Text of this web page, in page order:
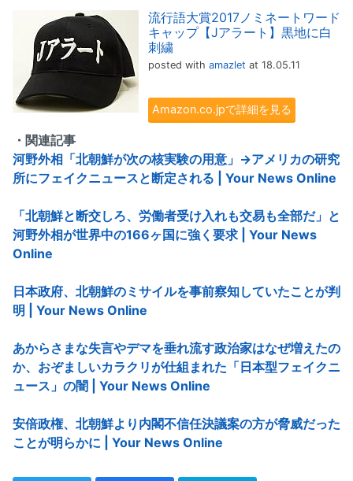
流行語大賞2017ノミネートワード
キャップ【Jアラート】黒地に白
刺繍
posted with amazlet at 18.05.11
Amazon.co.jpで詳細を見る
・関連記事
河野外相「北朝鮮が次の核実験の用意」→アメリカの研究
所にフェイクニュースと断定される | Your News Online
「北朝鮮と断交しろ、労働者受け入れも交易も全部だ」と
河野外相が世界中の166ヶ国に強く要求 | Your News
Online
日本政府、北朝鮮のミサイルを事前察知していたことが判
明 | Your News Online
あからさまな失言やデマを垂れ流す政治家はなぜ増えたの
か、おぞましいカラクリが仕組まれた「日本型フェイクニ
ュース」の闇 | Your News Online
安倍政権、北朝鮮より内閣不信任決議案の方が脅威だった
ことが明らかに | Your News Online